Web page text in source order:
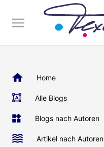
Home
Alle Blogs
Blogs nach Autoren
Artikel nach Autoren